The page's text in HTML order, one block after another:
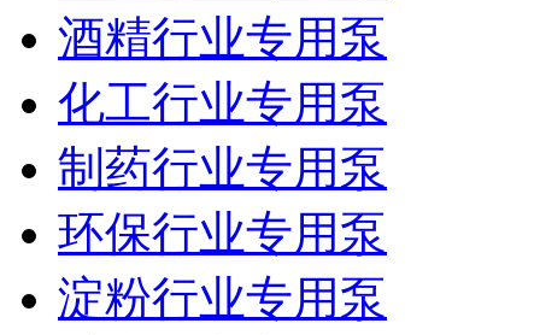
酒精行业专用泵
化工行业专用泵
制药行业专用泵
环保行业专用泵
淀粉行业专用泵